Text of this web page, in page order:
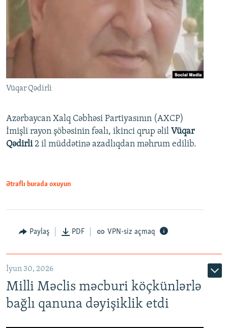
Vüqar Qədirli
Azərbaycan Xalq Cəbhəsi Partiyasının (AXCP)
İmişli rayon şöbəsinin fəalı, ikinci qrup əlil Vüqar
Qədirli2 il müddətinə azadlıqdan məhrum edilib.
Ətraflı burada oxuyun
Paylaş PDF VPN-siz açmaq
İyun 30, 2026
Milli Məclis məcburi köçkünlərlə
bağlı qanuna dəyişiklik etdi